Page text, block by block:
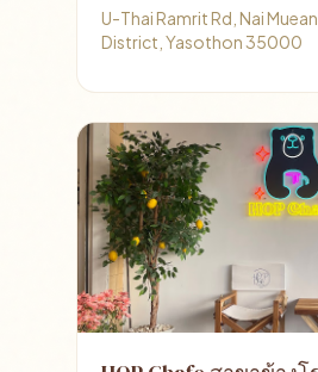
U-Thai Ramrit Rd, Nai
District, Yasothon 35000